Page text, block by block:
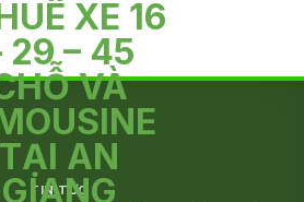
TIN TỨC